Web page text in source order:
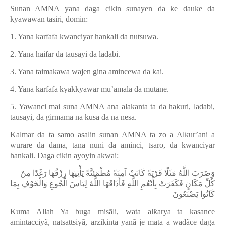
Sunan AMNA yana daga cikin sunayen da ke dauke da
kyawawan tasiri, domin:
1. Yana karfafa kwanciyar hankali da nutsuwa.
2. Yana haifar da tausayi da ladabi.
3. Yana taimakawa wajen gina amincewa da kai.
4. Yana karfafa kyakkyawar mu’amala da mutane.
5. Yawanci mai suna AMNA ana alakanta ta da hakuri, ladabi,
tausayi, da girmama na kusa da na nesa.
Kalmar da ta samo asalin sunan AMNA ta zo a Alƙur’ani a
wurare da dama, tana nuni da aminci, tsaro, da kwanciyar
hankali. Daga cikin ayoyin akwai:
وَضَرَبَ اللَّهُ مَثَلًا قَرْيَةً كَانَتْ آمِنَةً مُطْمَئِنَّةً يَأْتِيهَا رِزْقُهَا رَغَدًا مِنْ
كُلِّ مَكَانٍ فَكَفَرَتْ بِأَنْعُمِ اللَّهِ فَأَذَاقَهَا اللَّهُ لِبَاسَ الْجُوعِ وَالْخَوْفِ بِمَا
كَانُوا يَصْنَعُونَ
Kuma Allah Ya buga misãli, wata alƙarya ta kasance
amintacciyã, natsattsiyã, arzikinta yanã je mata a wadãce daga